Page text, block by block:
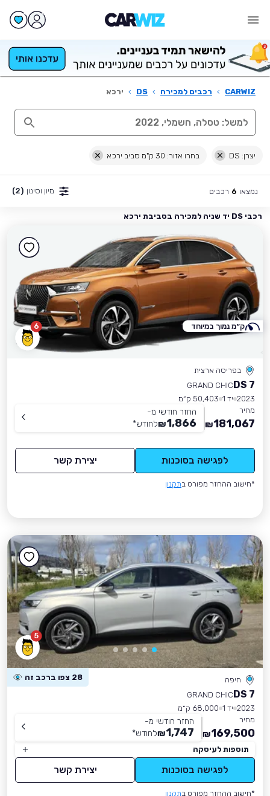
CARWIZ
› רכבים למכירה ›
DS
› ירכא
יצרן: DS בחרו אזור: 30 ק"מ סביב ירכא
נמצאו 6 רכבים מיון וסינון (2)
רכבי DS יד שניה למכירה בסביבת ירכא
6
בפריסה ארצית
DS 7
GRAND CHIC
2023 יד 1
50,403 ק״מ
מחיר
181,067
₪
החזר חודשי מ-
1,866
₪לחודש*
לפגישה בסוכנות יצירת קשר
*חישוב ההחזר מפורט בתקנון
ק״מ נמוך במיוחד
5
חיפה 28 צפו ברכב זה
DS 7
GRAND CHIC
2023 יד 1
68,000 ק״מ
מחיר
169,500
₪
החזר חודשי מ-
1,747
₪לחודש*
תוספות לעיסקה
לפגישה בסוכנות יצירת קשר
*חישוב ההחזר מפורט בתקנון